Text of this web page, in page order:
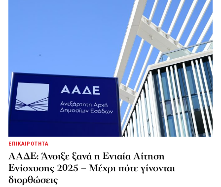
ΕΠΙΚΑΙΡΟΤΗΤΑ
ΑΑΔΕ: Άνοιξε ξανά η Ενιαία Αίτηση
Ενίσχυσης 2025 – Μέχρι πότε γίνονται
διορθώσεις